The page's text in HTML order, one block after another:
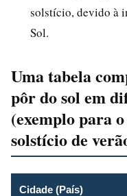
solstício, devido à
Sol.
Uma tabela
pôr do sol em
(exemplo para
solstício de
Cidade (País)